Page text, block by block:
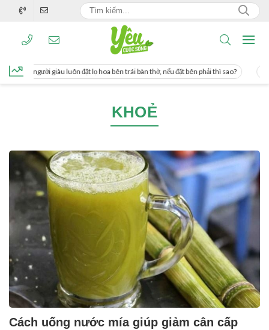
người giàu luôn đặt lọ hoa bên trái bàn thờ, nếu đặt bên phải thì sao?
KHOẺ
Cách uống nước mía giúp giảm cân cấp